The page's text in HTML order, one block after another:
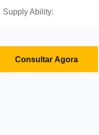
Supply Ability:
Consultar Agora